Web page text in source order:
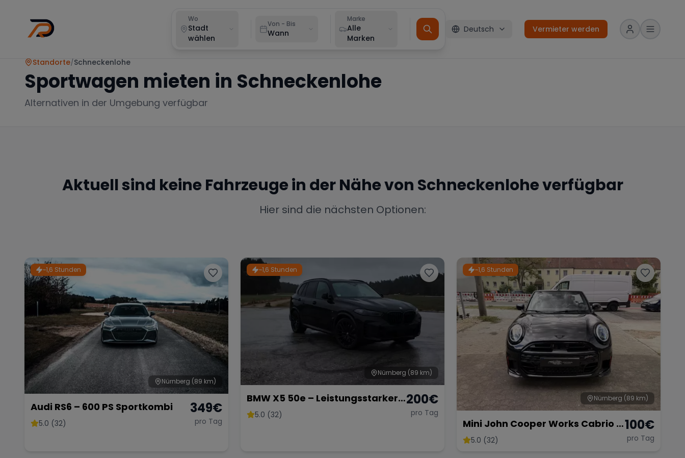
Wo
Stadt
wählen
Von - Bis
Wann
Marke
Alle
Marken
Deutsch Vermieter werden
Standorte/Schneckenlohe
Sportwagen mieten in Schneckenlohe
Alternativen in der Umgebung verfügbar
Aktuell sind keine Fahrzeuge in der Nähe von Schneckenloheverfügbar
Hier sind die nächsten Optionen:
~1,6 Stunden
Nürnberg (89 km)
Audi RS6 – 600 PS Sportkombi
5.0 (32)
349€
pro Tag
~1,6 Stunden
Nürnberg (89 km)
BMW X5 50e – Leistungsstarker
Hybrid-SUV mit 489 PS
5.0 (32)
200€
pro Tag
~1,6 Stunden
Nürnberg (89 km)
Mini John Cooper Works Cabrio –
Fahrspaß Offenes Verdeck
5.0 (32)
100€
pro Tag